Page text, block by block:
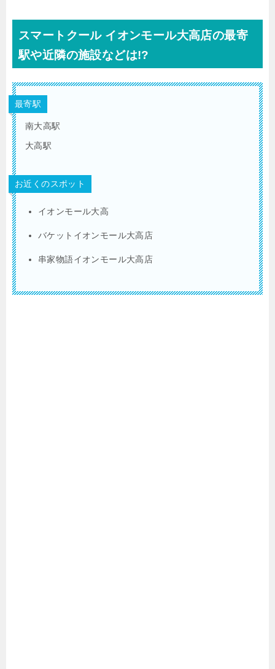
スマートクール イオンモール大高店の最寄
駅や近隣の施設などは!?
最寄駅
南大高駅
大高駅
お近くのスポット
イオンモール大高
バケットイオンモール大高店
串家物語イオンモール大高店